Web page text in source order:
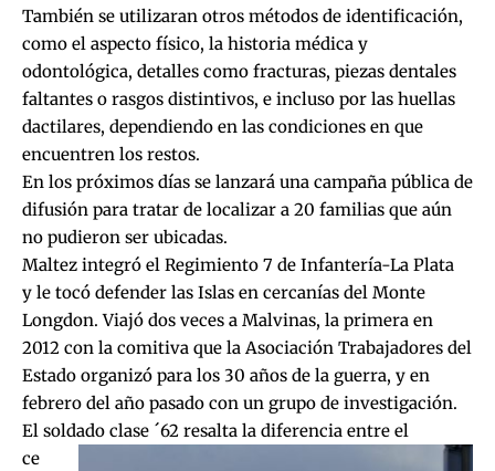
También se utilizaran otros métodos de identificación,
como el aspecto físico, la historia médica y
odontológica, detalles como fracturas, piezas dentales
faltantes o rasgos distintivos, e incluso por las huellas
dactilares, dependiendo en las condiciones en que
encuentren los restos.
En los próximos días se lanzará una campaña pública de
difusión para tratar de localizar a 20 familias que aún
no pudieron ser ubicadas.
Maltez integró el Regimiento 7 de Infantería-La Plata
y le tocó defender las Islas en cercanías del Monte
Longdon. Viajó dos veces a Malvinas, la primera en
2012 con la comitiva que la Asociación Trabajadores del
Estado organizó para los 30 años de la guerra, y en
febrero del año pasado con un grupo de investigación.
El soldado clase ´62 resalta la diferencia entre el
ce